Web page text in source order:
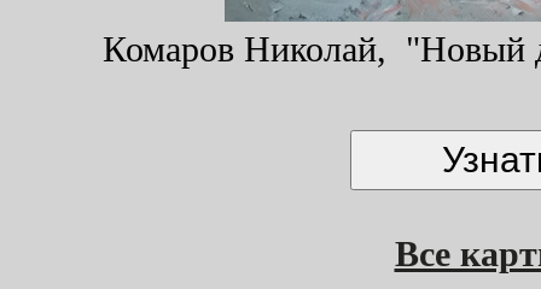
Комаров Николай, "Новый
Все